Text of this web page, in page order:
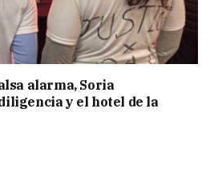
alarma, Soria
y el hotel de la